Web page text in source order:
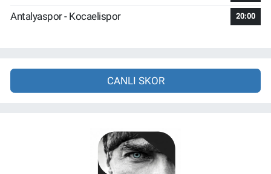
Antalyaspor - Kocaelispor 20:00
CANLI SKOR